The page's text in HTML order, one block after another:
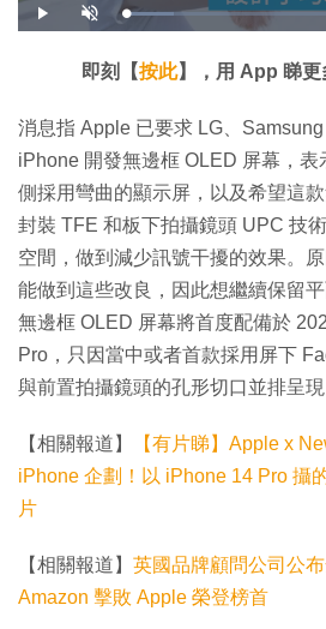
播
放
開
啟
載
入
:
1
4
%
即刻【按此】，用 App 睇更
消息指 Apple 已要求 LG、
iPhone 開發無邊框 OLED 屏幕，
側採用彎曲的顯示屏，以及希望這
封裝 TFE 和板下拍攝鏡頭 UPC 技
空間，做到減少訊號干擾的效果。
能做到這些改良，因此想繼續保留
無邊框 OLED 屏幕將首度配備於
Pro，只因當中或者首款採用屏下
與前置拍攝鏡頭的孔形切口並排呈現
【相關報道】
【有片睇】Apple x
iPhone 企劃！以 iPhone 14 Pro 攝
片
【相關報道】 英國品牌顧問公司公
Amazon 擊敗 Apple 榮登榜首